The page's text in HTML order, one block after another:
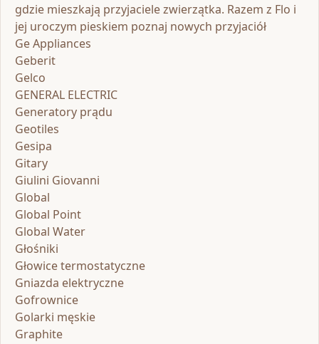
gdzie mieszkają przyjaciele zwierzątka. Razem z Flo i
jej uroczym pieskiem poznaj nowych przyjaciół
Ge Appliances
Geberit
Gelco
GENERAL ELECTRIC
Generatory prądu
Geotiles
Gesipa
Gitary
Giulini Giovanni
Global
Global Point
Global Water
Głośniki
Głowice termostatyczne
Gniazda elektryczne
Gofrownice
Golarki męskie
Graphite